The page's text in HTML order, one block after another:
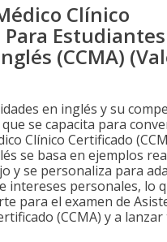
Clínico
(CCMA)
en inglés y su
se capacita para
Clínico Certificado
se basa en ejemplos
y se personaliza para
intereses personales, lo
para el examen de
(CCMA) y a